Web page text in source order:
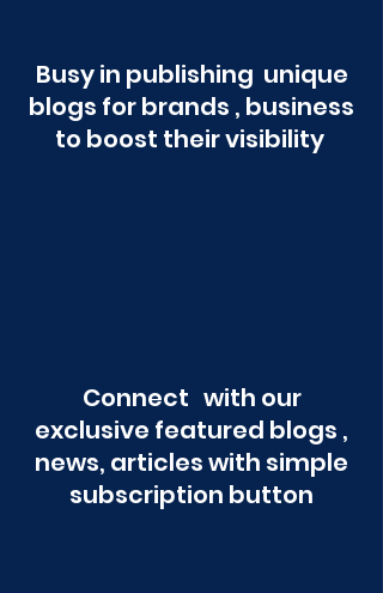
Busy in publishing unique
blogs for brands , business
to boost their visibility
Connect with our
exclusive featured blogs ,
news, articles with simple
subscription button